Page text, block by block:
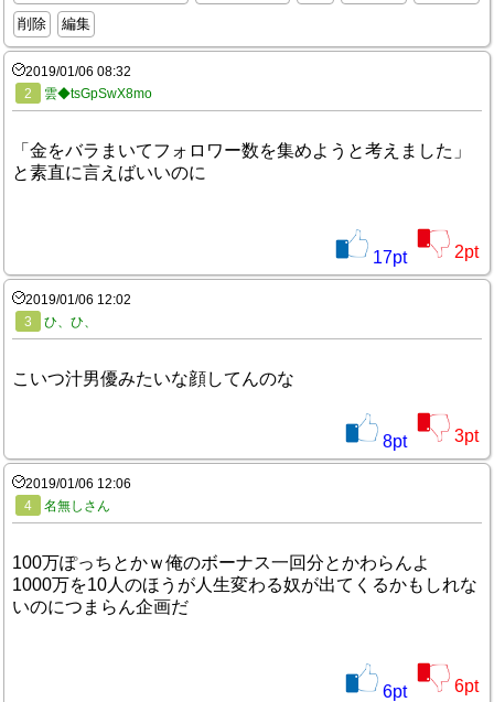
削除
編集
2019/01/06 08:32
2
雲◆tsGpSwX8mo
「金をバラまいてフォロワー数を集めようと考えました」
と素直に言えばいいのに
17pt 2pt
2019/01/06 12:02
3
ひ、ひ、
こいつ汁男優みたいな顔してんのな
8pt 3pt
2019/01/06 12:06
4
名無しさん
100万ぽっちとかｗ俺のボーナス一回分とかわらんよ
1000万を10人のほうが人生変わる奴が出てくるかもしれな
いのにつまらん企画だ
6pt 6pt